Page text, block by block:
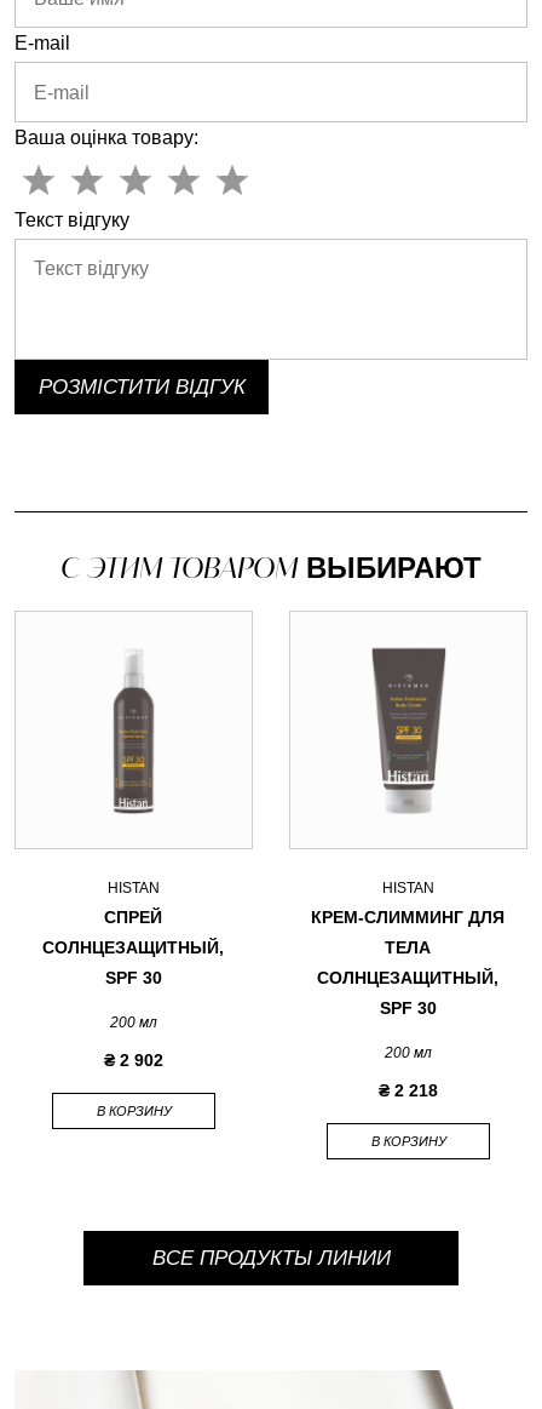
E-mail
Ваша оцінка товару:
Текст відгуку
РОЗМІСТИТИ ВІДГУК
С ЭТИМ ТОВАРОМВЫБИРАЮТ
HISTAN
СПРЕЙ
СОЛНЦЕЗАЩИТНЫЙ,
SPF 30
200 мл
₴ 2 902
В КОРЗИНУ
HISTAN
КРЕМ-СЛИММИНГ ДЛЯ
ТЕЛА
СОЛНЦЕЗАЩИТНЫЙ,
SPF 30
200 мл
₴ 2 218
В КОРЗИНУ
ВСЕ ПРОДУКТЫ ЛИНИИ